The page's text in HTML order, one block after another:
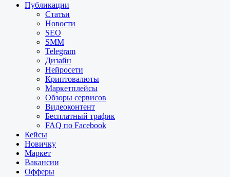
Публикации
Статьи
Новости
SEO
SMM
Telegram
Дизайн
Нейросети
Криптовалюты
Маркетплейсы
Обзоры сервисов
Видеоконтент
Бесплатный трафик
FAQ по Facebook
Кейсы
Новичку
Маркет
Вакансии
Офферы